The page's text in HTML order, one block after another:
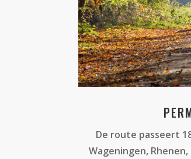
De route passeert
Wageningen,